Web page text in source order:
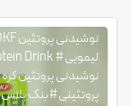
نوشیدنی پروتئین کره
پروتئینی#بنک